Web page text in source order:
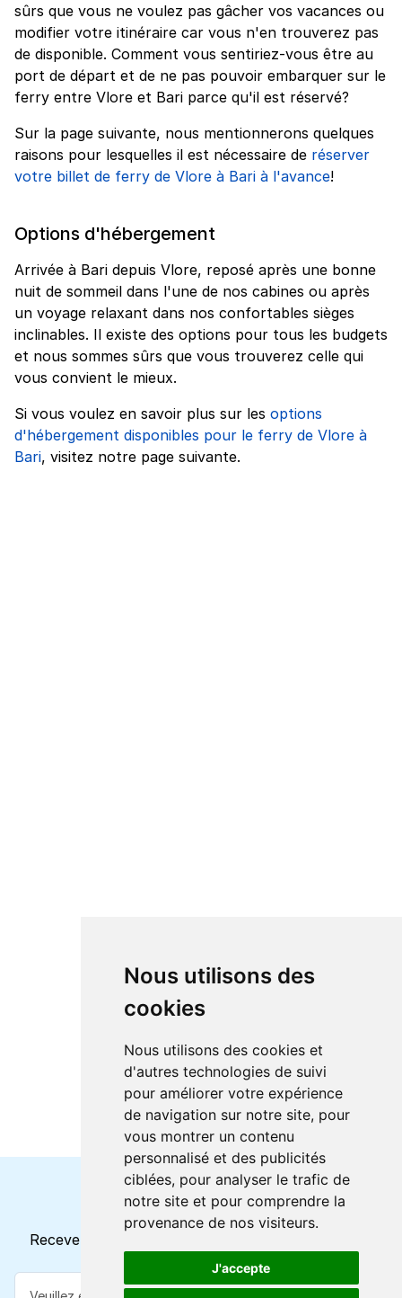
Nous utilisons des
cookies
Nous utilisons des cookies et
d'autres technologies de suivi
pour améliorer votre expérience
de navigation sur notre site, pour
vous montrer un contenu
personnalisé et des publicités
ciblées, pour analyser le trafic de
notre site et pour comprendre la
provenance de nos visiteurs.
J'accepte
sûrs que vous ne voulez pas gâcher vos vacances ou
modifier votre itinéraire car vous n'en trouverez pas
de disponible. Comment vous sentiriez-vous être au
port de départ et de ne pas pouvoir embarquer sur le
ferry entre Vlore et Bari parce qu'il est réservé?
Sur la page suivante, nous mentionnerons quelques
raisons pour lesquelles il est nécessaire de réserver
votre billet de ferry de Vlore à Bari à l'avance!
Options d'hébergement
Arrivée à Bari depuis Vlore, reposé après une bonne
nuit de sommeil dans l'une de nos cabines ou après
un voyage relaxant dans nos confortables sièges
inclinables. Il existe des options pour tous les budgets
et nous sommes sûrs que vous trouverez celle qui
vous convient le mieux.
Si vous voulez en savoir plus sur les options
d'hébergement disponibles pour le ferry de Vlore à
Bari, visitez notre page suivante.
Horaires et offres actuels
Recevez toutes les mises à jour dans votre e-mail